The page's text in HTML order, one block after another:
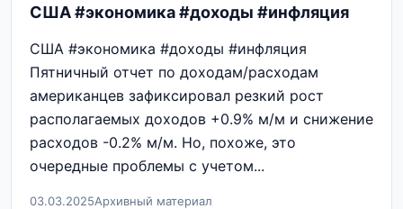
США #экономика #доходы #инфляция
США #экономика #доходы #инфляция
Пятничный отчет по доходам/расходам
американцев зафиксировал резкий рост
располагаемых доходов +0.9% м/м и снижение
расходов -0.2% м/м. Но, похоже, это
очередные проблемы с учетом...
03.03.2025Архивный материал